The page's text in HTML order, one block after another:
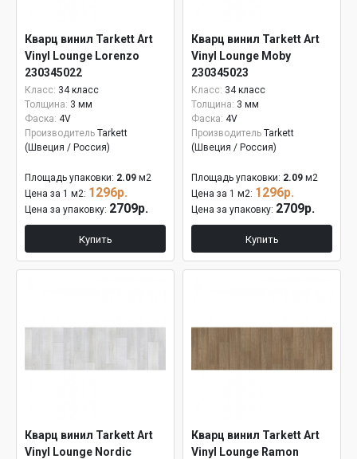
Кварц винил Tarkett Art
Vinyl Lounge Lorenzo
230345022
Класс: 34 класс
Толщина: 3 мм
Фаска: 4V
Производитель Tarkett
(Швеция / Россия)
Площадь упаковки: 2.09 м2
Цена за 1 м2: 1296р.
Цена за упаковку: 2709р.
Купить
Кварц винил Tarkett Art
Vinyl Lounge Moby
230345023
Класс: 34 класс
Толщина: 3 мм
Фаска: 4V
Производитель Tarkett
(Швеция / Россия)
Площадь упаковки: 2.09 м2
Цена за 1 м2: 1296р.
Цена за упаковку: 2709р.
Купить
Кварц винил Tarkett Art
Vinyl Lounge Nordic
Кварц винил Tarkett Art
Vinyl Lounge Ramon